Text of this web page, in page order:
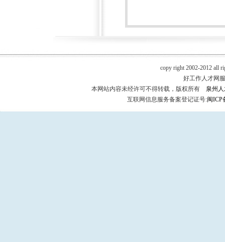
copy right 2002-2012 all
好工作人才网
本网站内容未经许可不得转载，版权所有
泉州
互联网信息服务备案登记证号:闽ICP